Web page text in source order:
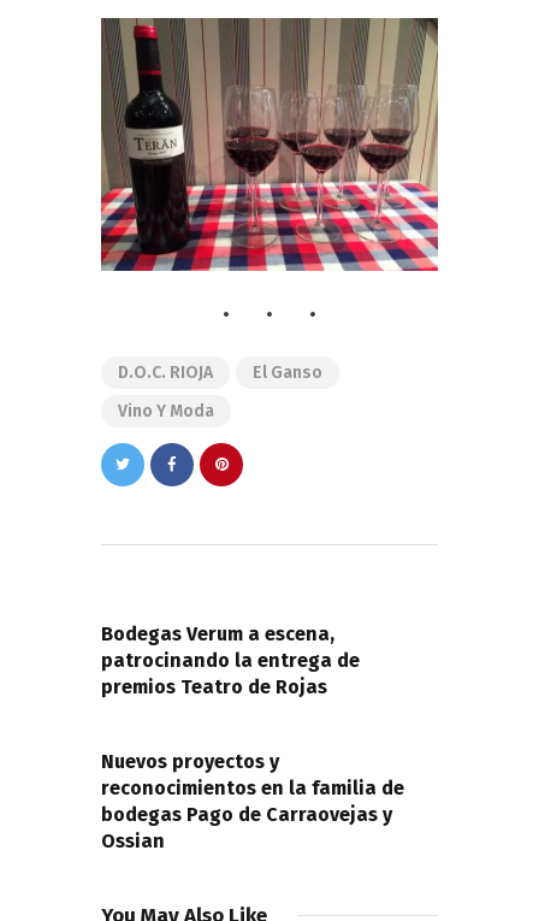
D.O.C. RIOJA
El Ganso
Vino Y Moda
entradas
Bodegas Verum a escena,
patrocinando la entrega de
premios Teatro de Rojas
Nuevos proyectos y
reconocimientos en la familia de
bodegas Pago de Carraovejas y
Ossian
You May Also Like